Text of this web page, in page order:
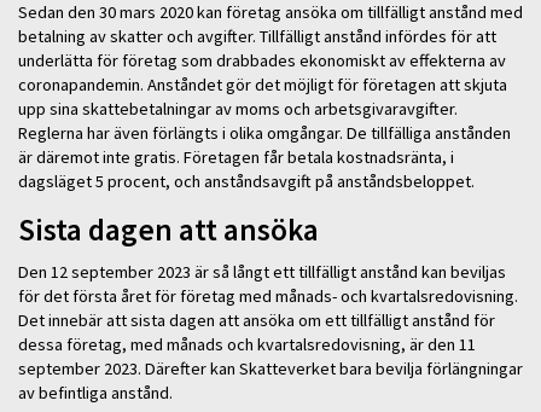
Sedan den 30 mars 2020 kan företag ansöka om tillfälligt anstånd med
betalning av skatter och avgifter. Tillfälligt anstånd infördes för att
underlätta för företag som drabbades ekonomiskt av effekterna av
coronapandemin. Anståndet gör det möjligt för företagen att skjuta
upp sina skattebetalningar av moms och arbetsgivaravgifter.
Reglerna har även förlängts i olika omgångar. De tillfälliga anstånden
är däremot inte gratis. Företagen får betala kostnadsränta, i
dagsläget 5 procent, och anståndsavgift på anståndsbeloppet.
Sista dagen att ansöka
Den 12 september 2023 är så långt ett tillfälligt anstånd kan beviljas
för det första året för företag med månads- och kvartalsredovisning.
Det innebär att sista dagen att ansöka om ett tillfälligt anstånd för
dessa företag, med månads och kvartalsredovisning, är den 11
september 2023. Därefter kan Skatteverket bara bevilja förlängningar
av befintliga anstånd.